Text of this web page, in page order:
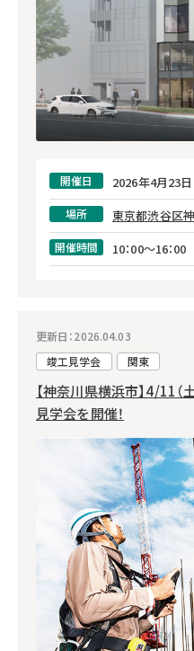
開催日 2026年4月23日
場所 東京都渋谷区
開催時間 10：00～16：00
更新日：2026.04.03
竣工見学会
関東
【神奈川県横浜市】4/11
見学会を開催！